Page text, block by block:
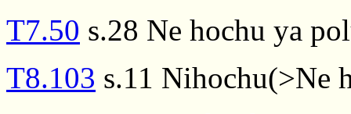
T7.50 s.28 Ne hochu ya
T8.103 s.11 Nihochu(>Ne